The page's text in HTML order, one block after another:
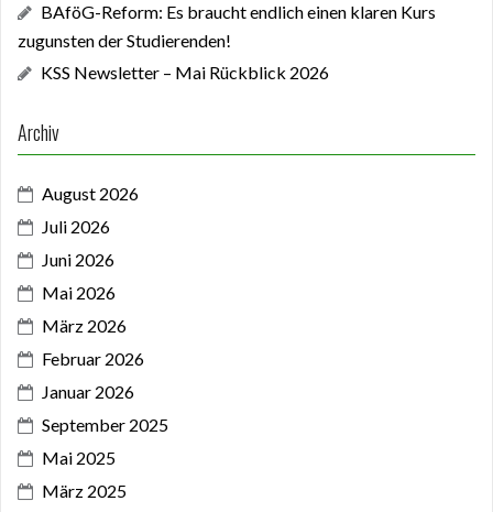
BAföG-Reform: Es braucht endlich einen klaren Kurs
zugunsten der Studierenden!
KSS Newsletter – Mai Rückblick 2026
Archiv
August 2026
Juli 2026
Juni 2026
Mai 2026
März 2026
Februar 2026
Januar 2026
September 2025
Mai 2025
März 2025